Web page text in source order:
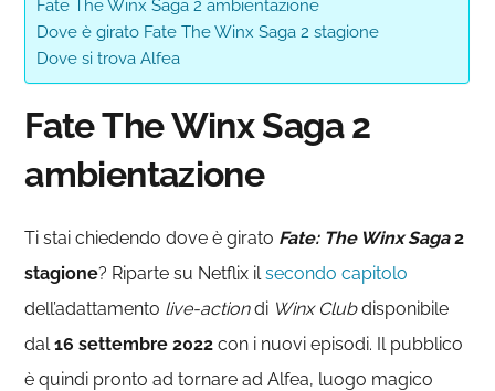
Fate The Winx Saga 2 ambientazione
Dove è girato Fate The Winx Saga 2 stagione
Dove si trova Alfea
Fate The Winx Saga 2
ambientazione
Ti stai chiedendo dove è girato Fate: The Winx Saga2
stagione? Riparte su Netflix ilsecondo capitolo
dell’adattamento live-actiondi Winx Clubdisponibile
dal16 settembre 2022 con i nuovi episodi. Il pubblico
è quindi pronto ad tornare ad Alfea, luogo magico